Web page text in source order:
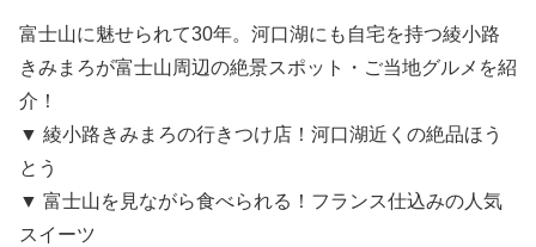
富士山に魅せられて30年。河口湖にも自宅を持つ綾小路
きみまろが富士山周辺の絶景スポット・ご当地グルメを紹
介！
▼ 綾小路きみまろの行きつけ店！河口湖近くの絶品ほう
とう
▼ 富士山を見ながら食べられる！フランス仕込みの人気
スイーツ